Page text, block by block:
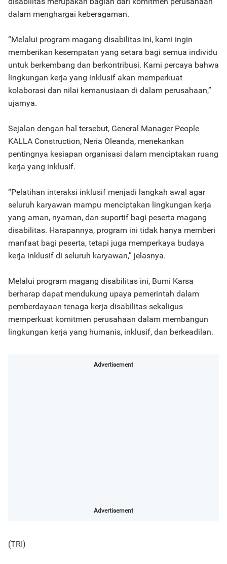
dalam menghargai keberagaman.
“Melalui program magang disabilitas ini, kami ingin
memberikan kesempatan yang setara bagi semua individu
untuk berkembang dan berkontribusi. Kami percaya bahwa
lingkungan kerja yang inklusif akan memperkuat
kolaborasi dan nilai kemanusiaan di dalam perusahaan,”
ujarnya.
Sejalan dengan hal tersebut, General Manager People
KALLA Construction, Neria Oleanda, menekankan
pentingnya kesiapan organisasi dalam menciptakan ruang
kerja yang inklusif.
“Pelatihan interaksi inklusif menjadi langkah awal agar
seluruh karyawan mampu menciptakan lingkungan kerja
yang aman, nyaman, dan suportif bagi peserta magang
disabilitas. Harapannya, program ini tidak hanya memberi
manfaat bagi peserta, tetapi juga memperkaya budaya
kerja inklusif di seluruh karyawan,” jelasnya.
Melalui program magang disabilitas ini, Bumi Karsa
berharap dapat mendukung upaya pemerintah dalam
pemberdayaan tenaga kerja disabilitas sekaligus
memperkuat komitmen perusahaan dalam membangun
lingkungan kerja yang humanis, inklusif, dan berkeadilan.
Advertisement
Advertisement
(TRI)